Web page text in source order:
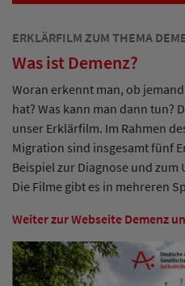
Player
ERKLÄRFILM ZUM THEMA
Was ist Demenz?
Woran erkennt man, ob
hat? Was kann man dann tun?
unser Erklärfilm. Im Rahmen
Migration sind insgesamt fünf
Beispiel zur Diagnose und
Die Filme gibt es in mehreren
Weiter zur Webseite Demenz